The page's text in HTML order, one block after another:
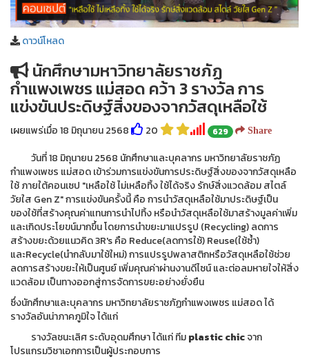
ดาวน์โหลด
นักศึกษามหาวิทยาลัยราชภัฏ
กำแพงเพชร แม่สอด คว้า 3 รางวัล การ
แข่งขันประดิษฐ์สิ่งของจากวัสดุเหลือใช้
เผยแพร่เมื่อ 18 มิถุนายน 2568 20 629 Share
วันที่ 18 มิถุนายน 2568 นักศึกษาและบุคลากร มหาวิทยาลัยราชภัฏ
กำแพงเพชร แม่สอด เข้าร่วมการแข่งขันการประดิษฐ์สิ่งของจากวัสดุเหลือ
ใช้ ภายใต้คอนเซป "เหลือใช้ ไม่เหลือทิ้ง ใช้ได้จริง รักษ์สิ่งแวดล้อม สไตล์
วัยใส Gen Z" การแข่งขันครั้งนี้ คือ การนำวัสดุเหลือใช้มาประดิษฐ์เป็น
ของใช้ที่สร้างคุณค่าแทนการนำไปทิ้ง หรือนำวัสดุเหลือใช้มาสร้างมูลค่าเพิ่ม
และเกิดประโยขน์มากขึ้น โดยการนำขยะมาแปรรูป (Recycling) ลดการ
สร้างขยะด้วยแนวคิด 3R's คือ Reduce(ลดการใช้) Reuse(ใช้ซ้ำ)
และRecycle(นำกลับมาใช้ใหม่) การแปรรูปพลาสติกหรือวัสดุเหลือใช้ช่วย
ลดการสร้างขยะให้เป็นศูนย์ เพิ่มคุณค่าผ่านงานดีไซน์ และต่อลมหายใจให้สิ่ง
แวดล้อม เป็นทางออกสู่การจัดการขยะอย่างยั่งยืน
ซึ่งนักศึกษาและบุคลากร มหาวิทยาลัยราชภัฏกำแพงเพชร แม่สอด ได้
รางวัลอันน่าภาคภูมิใจ ได้แก่
รางวัลชนะเลิศ ระดับอุดมศึกษา ได้แก่ ทีมplastic chicจาก
โปรแกรมวิชาเอกการเป็นผู้ประกอบการ